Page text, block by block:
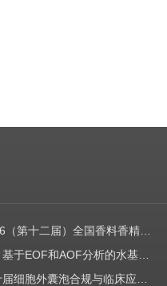
邀请函 | 2026（第十二届）全国香料香精技术交流年会
网络研讨会 | 基于EOF和AOF分析的水基质中PFAS筛查